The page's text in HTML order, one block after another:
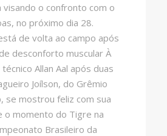
visando o confronto com o
no próximo dia 28.
de volta ao campo após
desconforto muscular À
Allan Aal após duas
Joílson, do Grêmio
se mostrou feliz com sua
o momento do Tigre na
Brasileiro da